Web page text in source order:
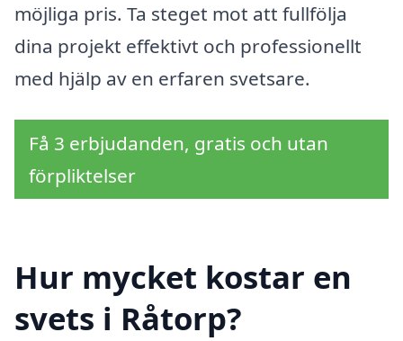
möjliga pris. Ta steget mot att fullfölja
dina projekt effektivt och professionellt
med hjälp av en erfaren svetsare.
Få 3 erbjudanden, gratis och utan
förpliktelser
Hur mycket kostar en
svets i Råtorp?